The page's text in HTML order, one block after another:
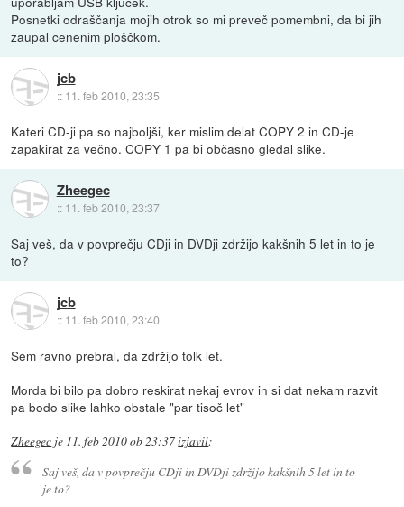
Posnetki odraščanja mojih otrok so mi preveč pomembni, da bi jih
zaupal cenenim ploščkom.
jcb
:: 11. feb 2010, 23:35
Kateri CD-ji pa so najboljši, ker mislim delat COPY 2 in CD-je
zapakirat za večno. COPY 1 pa bi občasno gledal slike.
Zheegec
:: 11. feb 2010, 23:37
Saj veš, da v povprečju CDji in DVDji zdržijo kakšnih 5 let in to je
to?
jcb
:: 11. feb 2010, 23:40
Sem ravno prebral, da zdržijo tolk let.
Morda bi bilo pa dobro reskirat nekaj evrov in si dat nekam razvit
pa bodo slike lahko obstale "par tisoč let"
Zheegec je 11. feb 2010 ob 23:37izjavil:
Saj veš, da v povprečju CDji in DVDji zdržijo kakšnih 5 let in to
je to?